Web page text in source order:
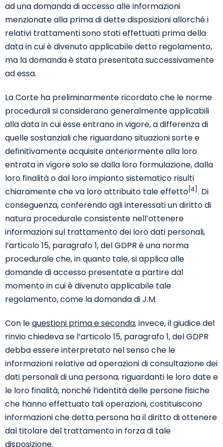
ad una domanda di accesso alle informazioni
menzionate alla prima di dette disposizioni allorché i
relativi trattamenti sono stati effettuati prima della
data in cui è divenuto applicabile detto regolamento,
ma la domanda è stata presentata successivamente
ad essa.
La Corte ha preliminarmente ricordato che le norme
procedurali si considerano generalmente applicabili
alla data in cui esse entrano in vigore, a differenza di
quelle sostanziali che riguardano situazioni sorte e
definitivamente acquisite anteriormente alla loro
entrata in vigore solo se dalla loro formulazione, dalla
loro finalità o dal loro impianto sistematico risulti
chiaramente che va loro attribuito tale effetto [4] . Di
conseguenza, conferendo agli interessati un diritto di
natura procedurale consistente nell’ottenere
informazioni sul trattamento dei loro dati personali,
l’articolo 15, paragrafo 1, del GDPR è una norma
procedurale che, in quanto tale, si applica alle
domande di accesso presentate a partire dal
momento in cui è divenuto applicabile tale
regolamento, come la domanda di J.M.
Con lequestioni prima e seconda, invece, il giudice del
rinvio chiedeva se l’articolo 15, paragrafo 1, del GDPR
debba essere interpretato nel senso che le
informazioni relative ad operazioni di consultazione dei
dati personali di una persona, riguardanti le loro date e
le loro finalità, nonché l’identità delle persone fisiche
che hanno effettuato tali operazioni, costituiscono
informazioni che detta persona ha il diritto di ottenere
dal titolare del trattamento in forza di tale
disposizione.